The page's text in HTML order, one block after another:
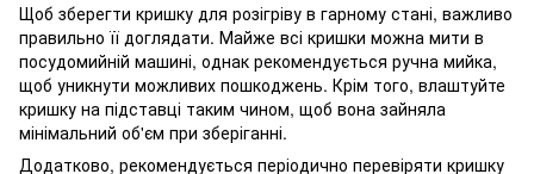
Щоб зберегти кришку для розігріву в гарному стані, важливо
правильно її доглядати. Майже всі кришки можна мити в
посудомийній машині, однак рекомендується ручна мийка,
щоб уникнути можливих пошкоджень. Крім того, влаштуйте
кришку на підставці таким чином, щоб вона зайняла
мінімальний об'єм при зберіганні.
Додатково, рекомендується періодично перевіряти кришку